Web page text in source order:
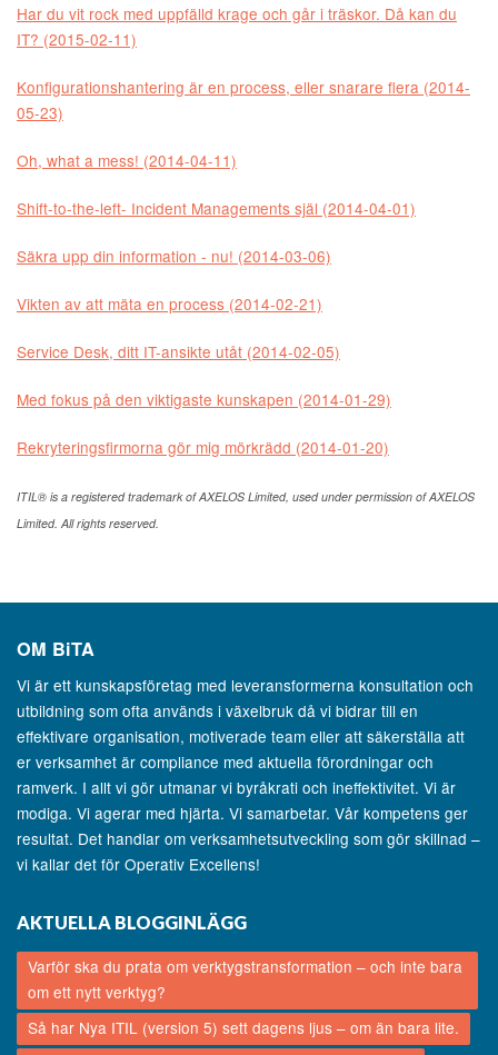
Har du vit rock med uppfälld krage och går i träskor. Då kan du
IT? (2015-02-11)
Konfigurationshantering är en process, eller snarare flera (2014-
05-23)
Oh, what a mess! (2014-04-11)
Shift-to-the-left- Incident Managements själ (2014-04-01)
Säkra upp din information - nu! (2014-03-06)
Vikten av att mäta en process (2014-02-21)
Service Desk, ditt IT-ansikte utåt (2014-02-05)
Med fokus på den viktigaste kunskapen (2014-01-29)
Rekryteringsfirmorna gör mig mörkrädd (2014-01-20)
ITIL® is a registered trademark of AXELOS Limited, used under permission of AXELOS
Limited. All rights reserved.
OM BiTA
Vi är ett kunskapsföretag med leveransformerna konsultation och
utbildning som ofta används i växelbruk då vi bidrar till en
effektivare organisation, motiverade team eller att säkerställa att
er verksamhet är compliance med aktuella förordningar och
ramverk. I allt vi gör utmanar vi byråkrati och ineffektivitet. Vi är
modiga. Vi agerar med hjärta. Vi samarbetar. Vår kompetens ger
resultat. Det handlar om verksamhetsutveckling som gör skillnad –
vi kallar det för Operativ Excellens!
AKTUELLA BLOGGINLÄGG
Varför ska du prata om verktygstransformation – och inte bara
om ett nytt verktyg?
Så har Nya ITIL (version 5) sett dagens ljus – om än bara lite.